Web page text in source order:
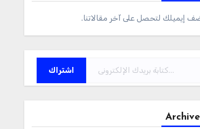
إيميلك لتحصل على آخر مقالاتنا.
اشتراك